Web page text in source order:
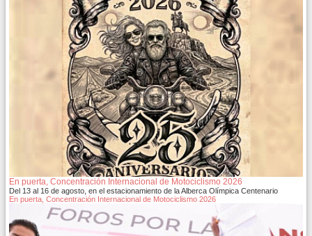
En puerta, Concentración Internacional de Motociclismo 2026
Del 13 al 16 de agosto, en el estacionamiento de la Alberca Olímpica Centenario
En puerta, Concentración Internacional de Motociclismo 2026